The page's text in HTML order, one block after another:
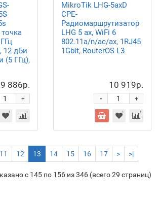
12 дБи
(5 ГГц),
886р.
+
MikroTik LHG-5axD
CPE-
Радиомаршрутизатор
LHG 5 ax, WiFi 6
802.11a/n/ac/ax, 1RJ45
1Gbit, RouterOS L3
10 919р.
+
-
11 12 13 14 15 16 17 > >|
с 145 по 156 из 346 (всего 29 страниц)